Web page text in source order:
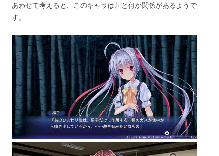
あわせて考えると、このキャラは川と何か関係があるようで
す。